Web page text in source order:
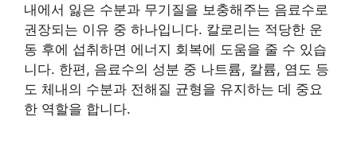
내에서 잃은 수분과 무기질을 보충해주는 음료수로
권장되는 이유 중 하나입니다. 칼로리는 적당한 운
동 후에 섭취하면 에너지 회복에 도움을 줄 수 있습
니다. 한편, 음료수의 성분 중 나트륨, 칼륨, 염도 등
도 체내의 수분과 전해질 균형을 유지하는 데 중요
한 역할을 합니다.